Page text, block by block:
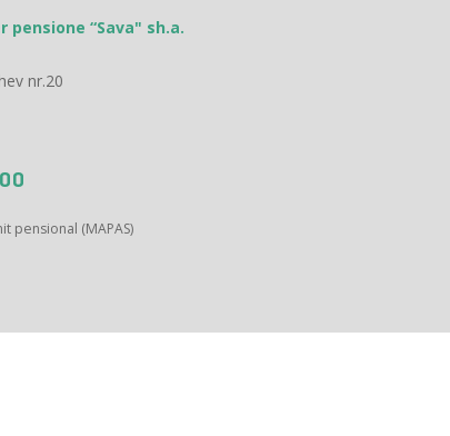
pensione “Sava" sh.a.
nr.20
pensional (MAPAS)